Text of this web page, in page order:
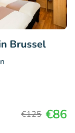
Brussel
€125 €86